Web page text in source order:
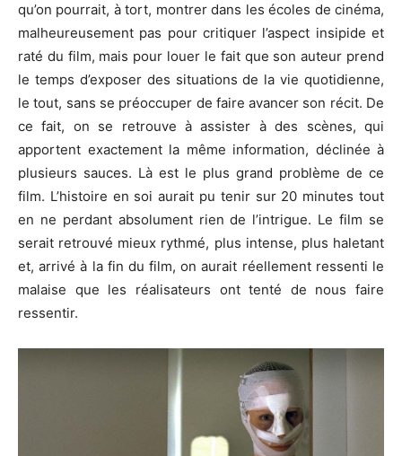
qu’on pourrait, à tort, montrer dans les écoles de cinéma,
malheureusement pas pour critiquer l’aspect insipide et
raté du film, mais pour louer le fait que son auteur prend
le temps d’exposer des situations de la vie quotidienne,
le tout, sans se préoccuper de faire avancer son récit. De
ce fait, on se retrouve à assister à des scènes, qui
apportent exactement la même information, déclinée à
plusieurs sauces. Là est le plus grand problème de ce
film. L’histoire en soi aurait pu tenir sur 20 minutes tout
en ne perdant absolument rien de l’intrigue. Le film se
serait retrouvé mieux rythmé, plus intense, plus haletant
et, arrivé à la fin du film, on aurait réellement ressenti le
malaise que les réalisateurs ont tenté de nous faire
ressentir.